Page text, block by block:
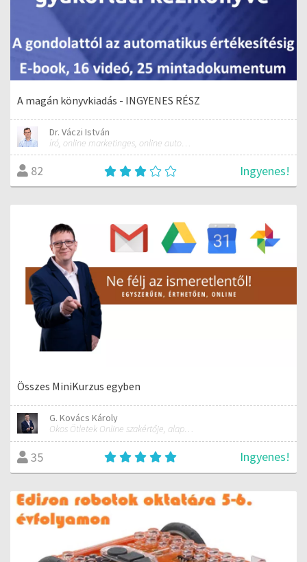
A magán könyvkiadás - INGYENES RÉSZ
Dr. Váczi István
író, online marketinges, online automatizálási szakember
82 Ingyenes!
Összes MiniKurzus egyben
G. Kovács Károly
Okos Ötletek Online szakértője, alapítója
35 Ingyenes!